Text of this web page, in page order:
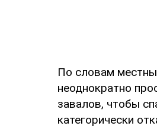
По словам
неоднократно
завалов, чтобы
категорически